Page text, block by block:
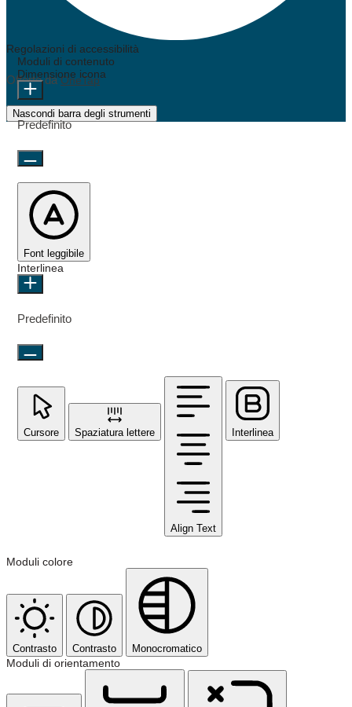
Regolazioni di accessibilità
Offerto daOneTap
Nascondi barra degli strumenti
Moduli di contenuto
Dimensione icona
Predefinito
Font leggibile
Interlinea
Predefinito
Cursore Spaziatura lettere
Align Text
Interlinea
Moduli colore
Contrasto Contrasto Monocromatico
Moduli di orientamento